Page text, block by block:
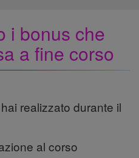
i bonus che
a fine corso
realizzato durante il
al corso